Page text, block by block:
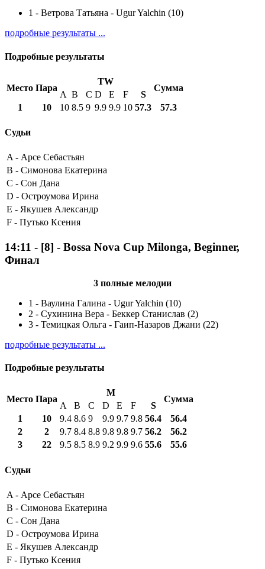
1 - Ветрова Татьяна - Ugur Yalchin (10)
подробные результаты ...
Подробные результаты
Место Пара
TW
Сумма
A B C D E F
S
1
10 10 8.5 9 9.9 9.9 10 57.3 57.3
Судьи
A - Арсе Себастьян
B - Симонова Екатерина
C - Сон Дана
D - Остроумова Ирина
E - Якушев Александр
F - Путько Ксения
14:11 - [8] - Bossa Nova Cup Milonga, Beginner,
Финал
3 полные мелодии
1 - Ваулина Галина - Ugur Yalchin (10)
2 - Сухинина Вера - Беккер Станислав (2)
3 - Темицкая Ольга - Гаип-Назаров Джани (22)
подробные результаты ...
Подробные результаты
Место Пара
M
Сумма
A B C D E F
S
1
10 9.4 8.6 9 9.9 9.7 9.8 56.4
56.4
2
2 9.7 8.4 8.8 9.8 9.8 9.7 56.2
56.2
3
22 9.5 8.5 8.9 9.2 9.9 9.6 55.6 55.6
Судьи
A - Арсе Себастьян
B - Симонова Екатерина
C - Сон Дана
D - Остроумова Ирина
E - Якушев Александр
F - Путько Ксения